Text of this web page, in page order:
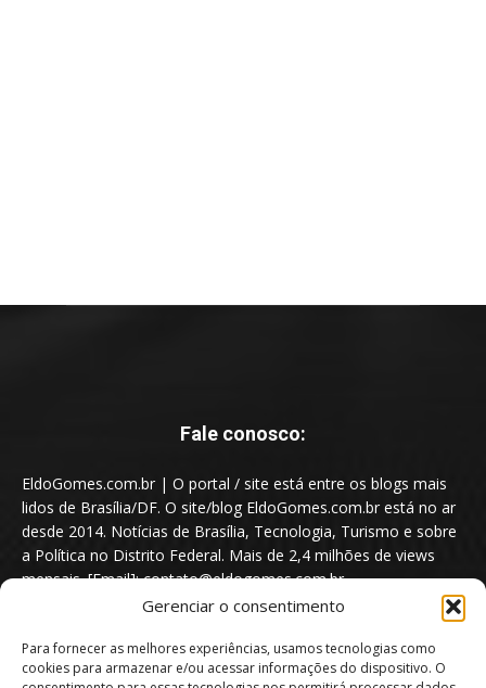
Gerenciar o consentimento
Para fornecer as melhores experiências, usamos tecnologias como
cookies para armazenar e/ou acessar informações do dispositivo. O
Fale conosco:
EldoGomes.com.br | O portal / site está entre os blogs mais
lidos de Brasília/DF. O site/blog EldoGomes.com.br está no ar
desde 2014. Notícias de Brasília, Tecnologia, Turismo e sobre
a Política no Distrito Federal. Mais de 2,4 milhões de views
mensais. [Email]: contato@eldogomes.com.br